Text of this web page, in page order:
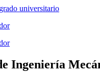
Ingeniería